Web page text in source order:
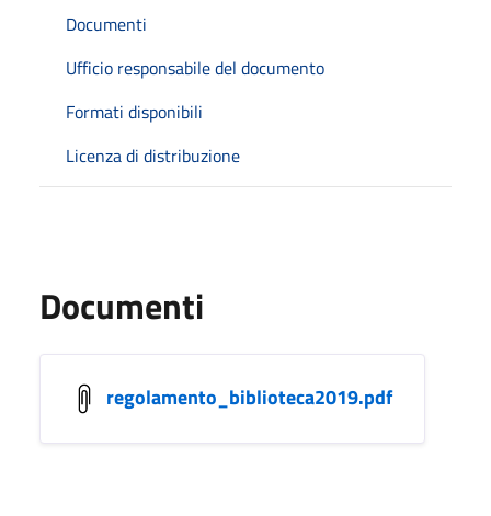
Documenti
Ufficio responsabile del documento
Formati disponibili
Licenza di distribuzione
Documenti
regolamento_biblioteca2019.pdf